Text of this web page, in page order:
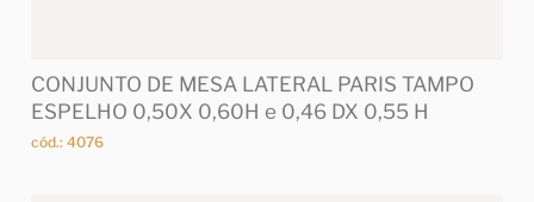
CONJUNTO DE MESA LATERAL PARIS TAMPO
ESPELHO 0,50X 0,60H e 0,46 DX 0,55 H
cód.: 4076